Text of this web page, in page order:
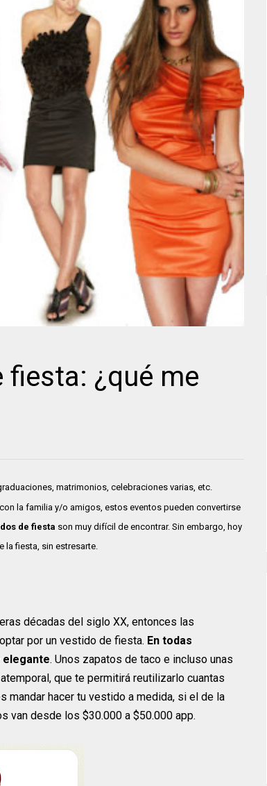
fiesta: ¿qué me
matrimonios, celebraciones varias, etc.
la familia y/o amigos, estos eventos pueden convertirse
de fiesta son muy difícil de encontrar. Sin embargo, hoy
la fiesta, sin estresarte.
décadas del siglo XX, entonces las
por un vestido de fiesta. En todas
elegante. Unos zapatos de taco e incluso unas
que te permitirá reutilizarlo cuantas
mandar hacer tu vestido a medida, si el de la
van desde los $30.000 a $50.000 app.